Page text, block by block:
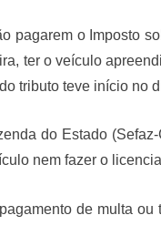
pagarem o Imposto
ter o veículo
tributo teve início no
do Estado
nem fazer o
de multa